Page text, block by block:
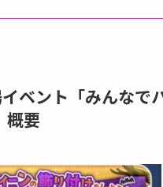
ベント「みんなで
概要